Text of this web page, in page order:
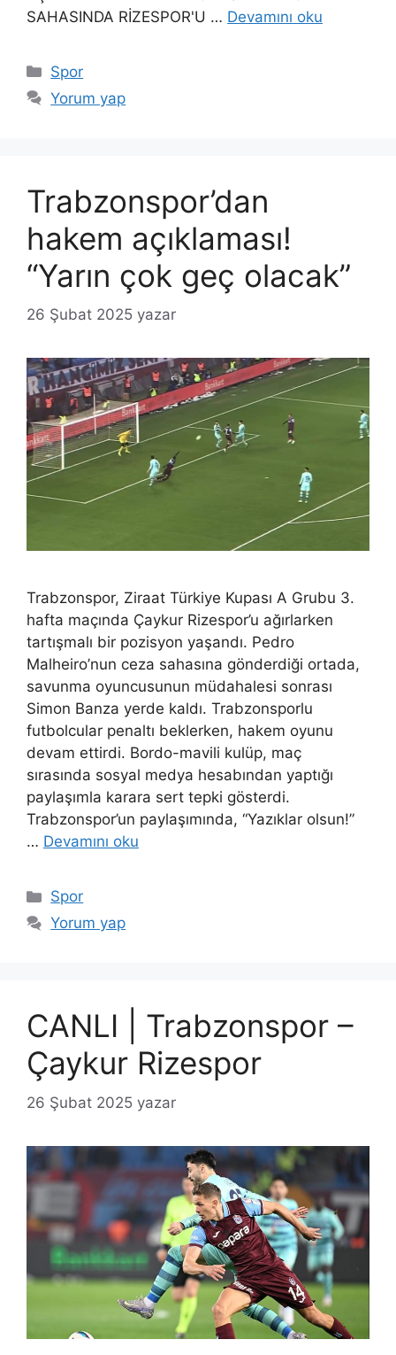
SAHASINDA RİZESPOR'U … Devamını oku
Kategoriler
Spor
Yorum yap
Trabzonspor’dan
hakem açıklaması!
“Yarın çok geç olacak”
26 Şubat 2025 yazar
Trabzonspor, Ziraat Türkiye Kupası A Grubu 3.
hafta maçında Çaykur Rizespor’u ağırlarken
tartışmalı bir pozisyon yaşandı. Pedro
Malheiro’nun ceza sahasına gönderdiği ortada,
savunma oyuncusunun müdahalesi sonrası
Simon Banza yerde kaldı. Trabzonsporlu
futbolcular penaltı beklerken, hakem oyunu
devam ettirdi. Bordo-mavili kulüp, maç
sırasında sosyal medya hesabından yaptığı
paylaşımla karara sert tepki gösterdi.
Trabzonspor’un paylaşımında, “Yazıklar olsun!”
… Devamını oku
Kategoriler
Spor
Yorum yap
CANLI | Trabzonspor –
Çaykur Rizespor
26 Şubat 2025 yazar